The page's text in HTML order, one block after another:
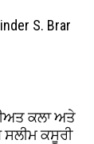
S. Brar
ਕਲਾ ਅਤੇ
ਸਲੀਮ ਕਸੂਰੀ